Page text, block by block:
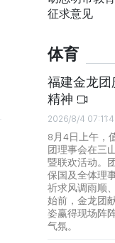
征求意见
体育
福建金龙
精神
2026/8/4
8月4日上午，
团理事会在三
暨联欢活动。
保国及全体理
祈求风调雨顺
始前，金龙团
姿赢得现场阵
气氛。